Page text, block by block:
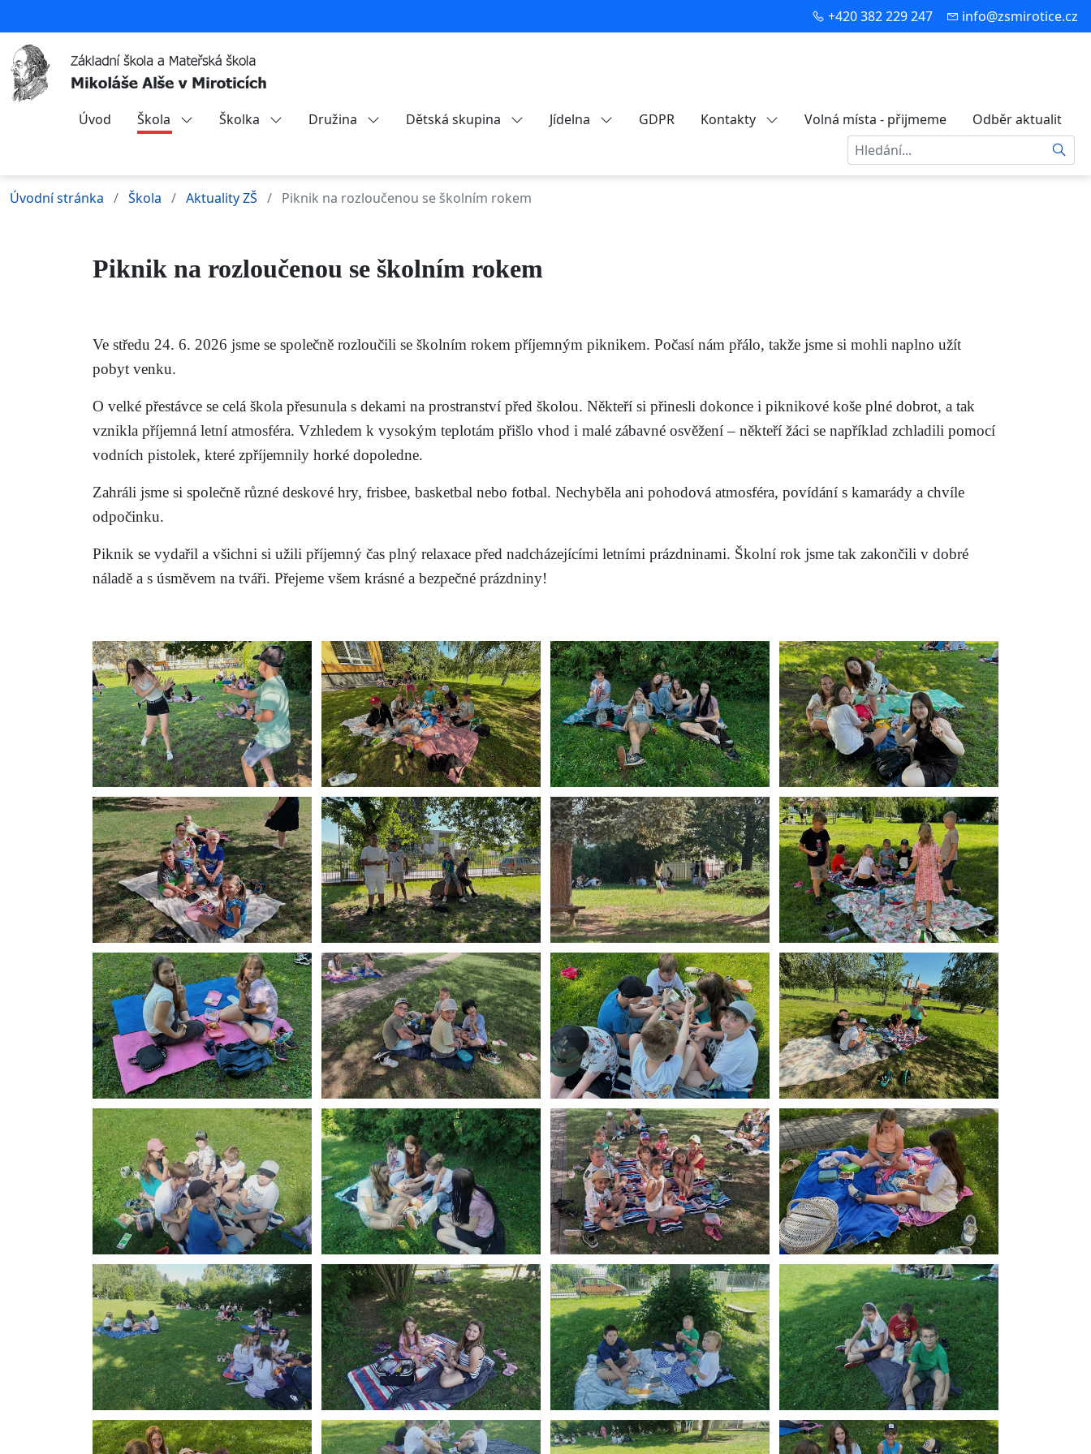
+420 382 229 247 info@zsmirotice.cz
Úvod Škola Školka Družina Dětská skupina Jídelna GDPR Kontakty Volná místa - přijmeme
Odběr aktualit
Hledat
Úvodní stránka Škola Aktuality ZŠ Piknik na rozloučenou se školním rokem
Piknik na rozloučenou se školním rokem
Ve středu 24. 6. 2026 jsme se společně rozloučili se školním rokem příjemným piknikem. Počasí nám přálo, takže jsme si mohli naplno užít
pobyt venku.
O velké přestávce se celá škola přesunula s dekami na prostranství před školou. Někteří si přinesli dokonce i piknikové koše plné dobrot, a tak
vznikla příjemná letní atmosféra. Vzhledem k vysokým teplotám přišlo vhod i malé zábavné osvěžení – někteří žáci se například zchladili pomocí
vodních pistolek, které zpříjemnily horké dopoledne.
Zahráli jsme si společně různé deskové hry, frisbee, basketbal nebo fotbal. Nechyběla ani pohodová atmosféra, povídání s kamarády a chvíle
odpočinku.
Piknik se vydařil a všichni si užili příjemný čas plný relaxace před nadcházejícími letními prázdninami. Školní rok jsme tak zakončili v dobré
náladě a s úsměvem na tváři. Přejeme všem krásné a bezpečné prázdniny!